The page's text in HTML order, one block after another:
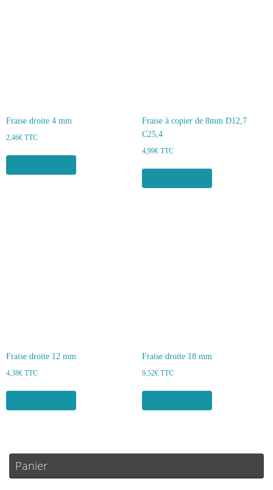
Fraise droite 4 mm
2,46€ TTC
Fraise à copier de 8mm D12,7
C25,4
4,99€ TTC
Fraise droite 12 mm
4,38€ TTC
Fraise droite 18 mm
9,52€ TTC
Panier